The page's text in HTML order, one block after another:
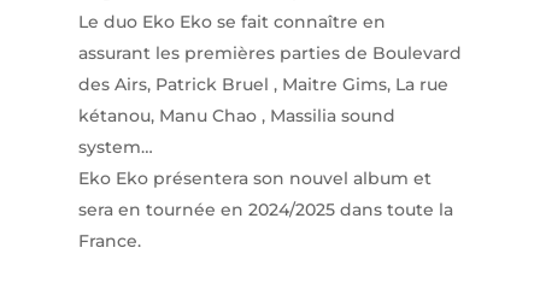
Le duo Eko Eko se fait connaître en
assurant les premières parties de Boulevard
des Airs, Patrick Bruel , Maitre Gims, La rue
kétanou, Manu Chao , Massilia sound
system…
Eko Eko présentera son nouvel album et
sera en tournée en 2024/2025 dans toute la
France.